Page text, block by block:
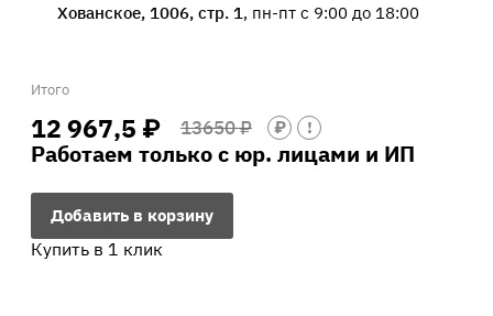
Хованское, 1006, стр. 1, пн-пт с 9:00 до 18:00
Итого
12 967,5 ₽ 13650 ₽ ₽ !
Работаем только с юр. лицами и ИП
Добавить в корзину
Купить в 1 клик